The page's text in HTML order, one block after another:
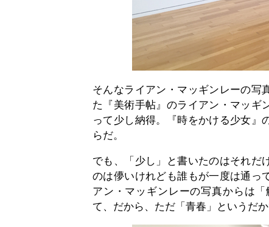
そんなライアン・マッギンレーの写
た『美術手帖』のライアン・マッギ
って少し納得。『時をかける少女
らだ。
でも、「少し」と書いたのはそれだ
のは儚いけれども誰もが一度は通っ
アン・マッギンレーの写真からは
て、だから、ただ「青春」というだ